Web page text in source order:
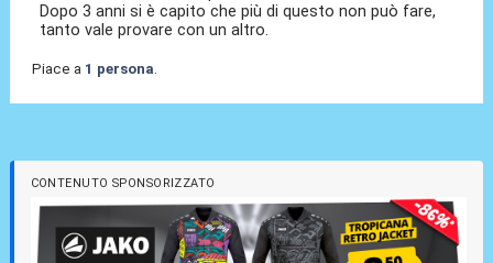
Dopo 3 anni si è capito che più di questo non può fare,
tanto vale provare con un altro.
Piace a 1 persona
CONTENUTO SPONSORIZZATO